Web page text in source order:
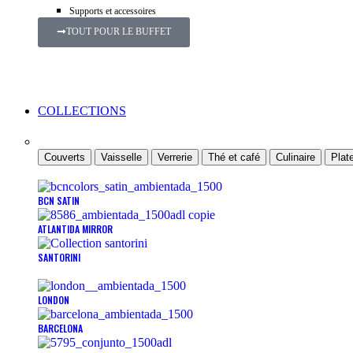
Supports et accessoires
TOUT POUR LE BUFFET
COLLECTIONS
Couverts Vaisselle Verrerie Thé et café Culinaire
BCN SATIN
ATLANTIDA MIRROR
SANTORINI
LONDON
BARCELONA